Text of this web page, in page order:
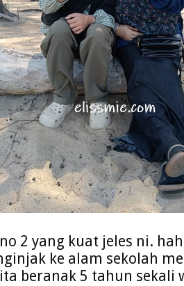
2 yang kuat jeles ni.
ke alam sekolah
beranak 5 tahun sekali